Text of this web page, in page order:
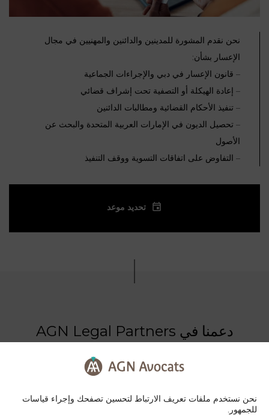
نحن نقدم المشورة للمدينين والدائنين والمهنيين في مجال
الإعسار بشأن:
– قانون الإعسار في دبي والإجراءات الجماعية
– إعادة الهيكلة أو التصفية تحت إشراف قضائي
– تنفيذ الأحكام القضائية ومطالبات الدائنين
– تحصيل الديون في الإمارات العربية المتحدة والبحث عن
الأصول
– التفاوض على اتفاقات التسوية ووقف التنفيذ
تحديد موعد
دعمنا في AGN Legal Partners
نحن نستخدم ملفات تعريف الارتباط لتحسين تصفحك وإجراء قياسات
للجمهور.